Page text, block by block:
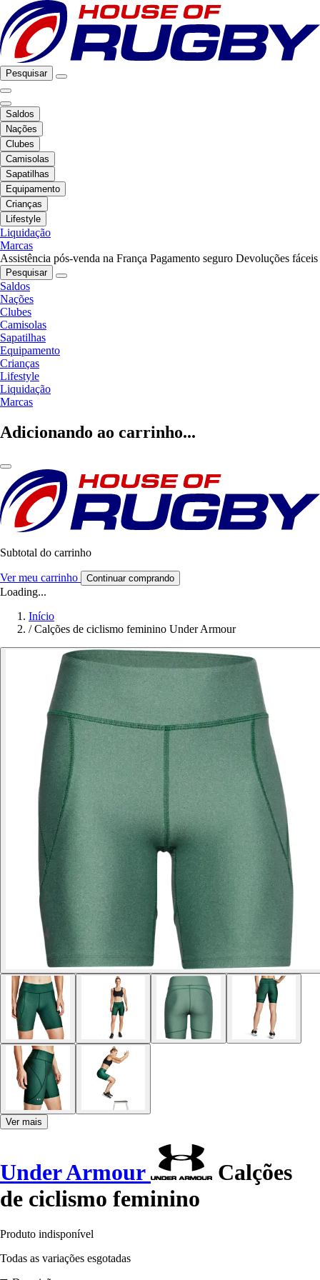
Pesquisar
Saldos
Nações
Clubes
Camisolas
Sapatilhas
Equipamento
Crianças
Lifestyle
Liquidação
Marcas
Assistência pós-venda na França Pagamento seguro Devoluções fáceis
Pesquisar
Saldos
Nações
Clubes
Camisolas
Sapatilhas
Equipamento
Crianças
Lifestyle
Liquidação
Marcas
Adicionando ao carrinho...
Subtotal do carrinho
Ver meu carrinho Continuar comprando
Loading...
Início
/ Calções de ciclismo feminino Under Armour
Ver mais
Under Armour
Calções
de ciclismo feminino
Produto indisponível
Todas as variações esgotadas